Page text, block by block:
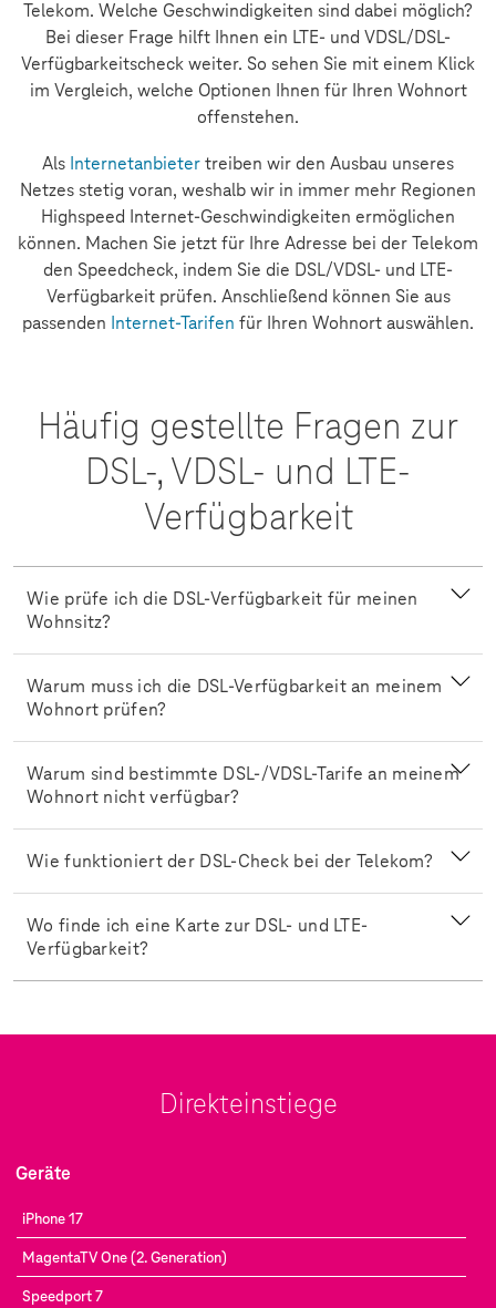
Telekom. Welche Geschwindigkeiten sind dabei möglich?
Bei dieser Frage hilft Ihnen ein LTE- und VDSL/DSL-
Verfügbarkeitscheck weiter. So sehen Sie mit einem Klick
im Vergleich, welche Optionen Ihnen für Ihren Wohnort
offenstehen.
Als Internetanbietertreiben wir den Ausbau unseres
Netzes stetig voran, weshalb wir in immer mehr Regionen
Highspeed Internet-Geschwindigkeiten ermöglichen
können. Machen Sie jetzt für Ihre Adresse bei der Telekom
den Speedcheck, indem Sie die DSL/VDSL- und LTE-
Verfügbarkeit prüfen. Anschließend können Sie aus
passenden Internet-Tarifen für Ihren Wohnort auswählen.
Häufig gestellte Fragen zur
DSL-, VDSL- und LTE-
Verfügbarkeit
Wie prüfe ich die DSL-Verfügbarkeit für meinen
Wohnsitz?
Warum muss ich die DSL-Verfügbarkeit an meinem
Wohnort prüfen?
Warum sind bestimmte DSL-/VDSL-Tarife an meinem
Wohnort nicht verfügbar?
Wie funktioniert der DSL-Check bei der Telekom?
Wo finde ich eine Karte zur DSL- und LTE-
Verfügbarkeit?
Direkteinstiege
Geräte
iPhone 17
MagentaTV One (2. Generation)
Speedport 7